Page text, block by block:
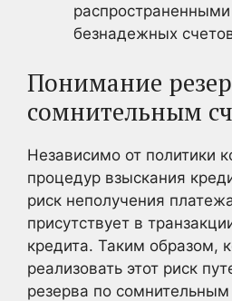
безнадежных
Понимание
сомнительным
Независимо от политики
процедур взыскания
риск неполучения
присутствует в
кредита. Таким образом,
реализовать этот риск
резерва по